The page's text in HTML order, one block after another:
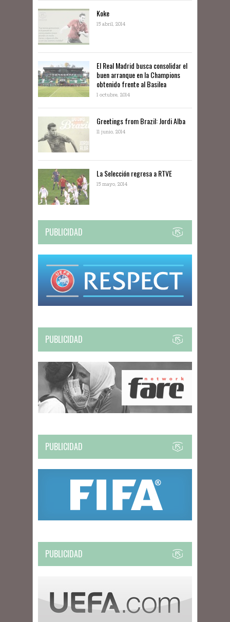
Koke
15 abril, 2014
El Real Madrid busca consolidar el
buen arranque en la Champions
obtenido frente al Basilea
1 octubre, 2014
Greetings from Brazil: Jordi Alba
11 junio, 2014
La Selección regresa a RTVE
15 mayo, 2014
PUBLICIDAD
PUBLICIDAD
PUBLICIDAD
PUBLICIDAD